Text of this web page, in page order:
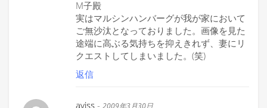
M子殿
実はマルシンハンバーグが我が家において
ご無沙汰となっておりました。画像を見た
途端に高ぶる気持ちを抑えきれず、妻にリ
クエストしてしまいました。(笑)
返信
aviss - 2009年3月30日